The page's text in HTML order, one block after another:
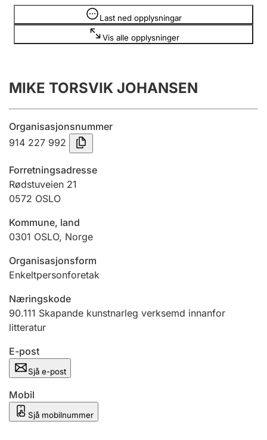
Registrere, endre, slette
Årsrekneskap
Innsending og forseinkingsgebyr
Tinglysing
Jeger
Ektepaktrettleiaren
Andre tema
Last ned opplysningar
Vis alle opplysninger
Opplysninger er skjult
MIKE TORSVIK JOHANSEN
Organisasjonsnummer
914 227 992
Forretningsadresse
Rødstuveien 21
0572 OSLO
Kommune, land
0301 OSLO, Norge
Organisasjonsform
Enkeltpersonforetak
Næringskode
90.111 Skapande kunstnarleg verksemd innanfor
litteratur
E-post
Sjå e-post
Mobil
Sjå mobilnummer